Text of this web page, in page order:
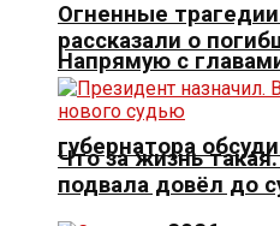
Напрямую с
губернатора
Огненные
рассказали о
Что за жизнь
подвала довёл до